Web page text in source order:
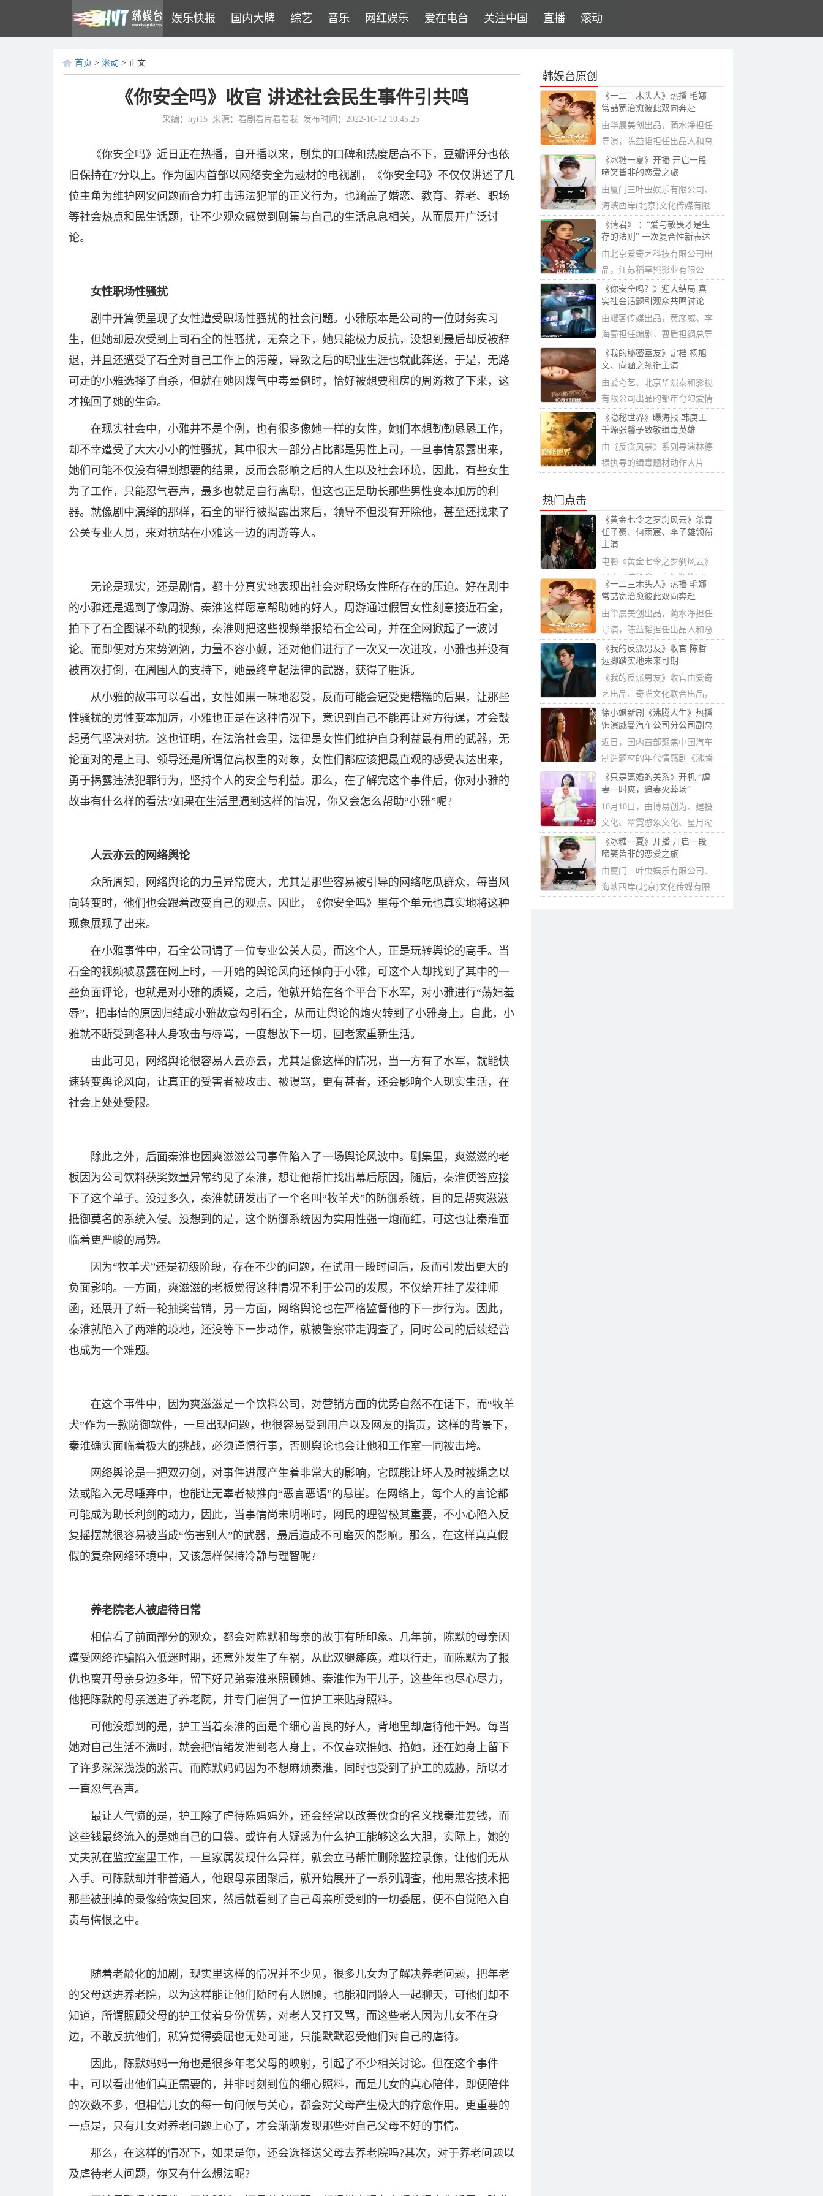
娱乐快报 国内大牌 综艺 音乐 网红娱乐 爱在电台 关注中国 直播 滚动
首页 > 滚动 > 正文
《你安全吗》收官 讲述社会民生事件引共鸣
采编：hyt15 来源：看剧看片看看我 发布时间：2022-10-12 10:45:25
《你安全吗》近日正在热播，自开播以来，剧集的口碑和热度居高不下，豆瓣评分也依
旧保持在7分以上。作为国内首部以网络安全为题材的电视剧，《你安全吗》不仅仅讲述了几
位主角为维护网安问题而合力打击违法犯罪的正义行为，也涵盖了婚恋、教育、养老、职场
等社会热点和民生话题，让不少观众感觉到剧集与自己的生活息息相关，从而展开广泛讨
论。
女性职场性骚扰
剧中开篇便呈现了女性遭受职场性骚扰的社会问题。小雅原本是公司的一位财务实习
生，但她却屡次受到上司石全的性骚扰，无奈之下，她只能极力反抗，没想到最后却反被辞
退，并且还遭受了石全对自己工作上的污蔑，导致之后的职业生涯也就此葬送，于是，无路
可走的小雅选择了自杀，但就在她因煤气中毒晕倒时，恰好被想要租房的周游救了下来，这
才挽回了她的生命。
在现实社会中，小雅并不是个例，也有很多像她一样的女性，她们本想勤勤恳恳工作，
却不幸遭受了大大小小的性骚扰，其中很大一部分占比都是男性上司，一旦事情暴露出来，
她们可能不仅没有得到想要的结果，反而会影响之后的人生以及社会环境，因此，有些女生
为了工作，只能忍气吞声，最多也就是自行离职，但这也正是助长那些男性变本加厉的利
器。就像剧中演绎的那样，石全的罪行被揭露出来后，领导不但没有开除他，甚至还找来了
公关专业人员，来对抗站在小雅这一边的周游等人。
无论是现实，还是剧情，都十分真实地表现出社会对职场女性所存在的压迫。好在剧中
的小雅还是遇到了像周游、秦淮这样愿意帮助她的好人，周游通过假冒女性刻意接近石全，
拍下了石全图谋不轨的视频，秦淮则把这些视频举报给石全公司，并在全网掀起了一波讨
论。而即便对方来势汹汹，力量不容小觑，还对他们进行了一次又一次进攻，小雅也并没有
被再次打倒，在周围人的支持下，她最终拿起法律的武器，获得了胜诉。
从小雅的故事可以看出，女性如果一味地忍受，反而可能会遭受更糟糕的后果，让那些
性骚扰的男性变本加厉，小雅也正是在这种情况下，意识到自己不能再让对方得逞，才会鼓
起勇气坚决对抗。这也证明，在法治社会里，法律是女性们维护自身利益最有用的武器，无
论面对的是上司、领导还是所谓位高权重的对象，女性们都应该把最直观的感受表达出来，
勇于揭露违法犯罪行为，坚持个人的安全与利益。那么，在了解完这个事件后，你对小雅的
故事有什么样的看法?如果在生活里遇到这样的情况，你又会怎么帮助“小雅”呢?
人云亦云的网络舆论
众所周知，网络舆论的力量异常庞大，尤其是那些容易被引导的网络吃瓜群众，每当风
向转变时，他们也会跟着改变自己的观点。因此，《你安全吗》里每个单元也真实地将这种
现象展现了出来。
在小雅事件中，石全公司请了一位专业公关人员，而这个人，正是玩转舆论的高手。当
石全的视频被暴露在网上时，一开始的舆论风向还倾向于小雅，可这个人却找到了其中的一
些负面评论，也就是对小雅的质疑，之后，他就开始在各个平台下水军，对小雅进行“荡妇羞
辱”，把事情的原因归结成小雅故意勾引石全，从而让舆论的炮火转到了小雅身上。自此，小
雅就不断受到各种人身攻击与辱骂，一度想放下一切，回老家重新生活。
由此可见，网络舆论很容易人云亦云，尤其是像这样的情况，当一方有了水军，就能快
速转变舆论风向，让真正的受害者被攻击、被谩骂，更有甚者，还会影响个人现实生活，在
社会上处处受限。
除此之外，后面秦淮也因爽滋滋公司事件陷入了一场舆论风波中。剧集里，爽滋滋的老
板因为公司饮料获奖数量异常约见了秦淮，想让他帮忙找出幕后原因，随后，秦淮便答应接
下了这个单子。没过多久，秦淮就研发出了一个名叫“牧羊犬”的防御系统，目的是帮爽滋滋
抵御莫名的系统入侵。没想到的是，这个防御系统因为实用性强一炮而红，可这也让秦淮面
临着更严峻的局势。
因为“牧羊犬”还是初级阶段，存在不少的问题，在试用一段时间后，反而引发出更大的
负面影响。一方面，爽滋滋的老板觉得这种情况不利于公司的发展，不仅给开挂了发律师
函，还展开了新一轮抽奖营销，另一方面，网络舆论也在严格监督他的下一步行为。因此，
秦淮就陷入了两难的境地，还没等下一步动作，就被警察带走调查了，同时公司的后续经营
也成为一个难题。
在这个事件中，因为爽滋滋是一个饮料公司，对营销方面的优势自然不在话下，而“牧羊
犬”作为一款防御软件，一旦出现问题，也很容易受到用户以及网友的指责，这样的背景下，
秦淮确实面临着极大的挑战，必须谨慎行事，否则舆论也会让他和工作室一同被击垮。
网络舆论是一把双刃剑，对事件进展产生着非常大的影响，它既能让坏人及时被绳之以
法或陷入无尽唾弃中，也能让无辜者被推向“恶言恶语”的悬崖。在网络上，每个人的言论都
可能成为助长利剑的动力，因此，当事情尚未明晰时，网民的理智极其重要，不小心陷入反
复摇摆就很容易被当成“伤害别人”的武器，最后造成不可磨灭的影响。那么，在这样真真假
假的复杂网络环境中，又该怎样保持冷静与理智呢?
养老院老人被虐待日常
相信看了前面部分的观众，都会对陈默和母亲的故事有所印象。几年前，陈默的母亲因
遭受网络诈骗陷入低迷时期，还意外发生了车祸，从此双腿瘫痪，难以行走，而陈默为了报
仇也离开母亲身边多年，留下好兄弟秦淮来照顾她。秦淮作为干儿子，这些年也尽心尽力，
他把陈默的母亲送进了养老院，并专门雇佣了一位护工来贴身照料。
可他没想到的是，护工当着秦淮的面是个细心善良的好人，背地里却虐待他干妈。每当
她对自己生活不满时，就会把情绪发泄到老人身上，不仅喜欢推她、掐她，还在她身上留下
了许多深深浅浅的淤青。而陈默妈妈因为不想麻烦秦淮，同时也受到了护工的威胁，所以才
一直忍气吞声。
最让人气愤的是，护工除了虐待陈妈妈外，还会经常以改善伙食的名义找秦淮要钱，而
这些钱最终流入的是她自己的口袋。或许有人疑惑为什么护工能够这么大胆，实际上，她的
丈夫就在监控室里工作，一旦家属发现什么异样，就会立马帮忙删除监控录像，让他们无从
入手。可陈默却并非普通人，他跟母亲团聚后，就开始展开了一系列调查，他用黑客技术把
那些被删掉的录像给恢复回来，然后就看到了自己母亲所受到的一切委屈，便不自觉陷入自
责与悔恨之中。
随着老龄化的加剧，现实里这样的情况并不少见，很多儿女为了解决养老问题，把年老
的父母送进养老院，以为这样能让他们随时有人照顾，也能和同龄人一起聊天，可他们却不
知道，所谓照顾父母的护工仗着身份优势，对老人又打又骂，而这些老人因为儿女不在身
边，不敢反抗他们，就算觉得委屈也无处可逃，只能默默忍受他们对自己的虐待。
因此，陈默妈妈一角也是很多年老父母的映射，引起了不少相关讨论。但在这个事件
中，可以看出他们真正需要的，并非时刻到位的细心照料，而是儿女的真心陪伴，即便陪伴
的次数不多，但相信儿女的每一句问候与关心，都会对父母产生极大的疗愈作用。更重要的
一点是，只有儿女对养老问题上心了，才会渐渐发现那些对自己父母不好的事情。
那么，在这样的情况下，如果是你，还会选择送父母去养老院吗?其次，对于养老问题以
及虐待老人问题，你又有什么想法呢?
韩娱台原创
《一二三木头人》热播 毛娜
常喆宽治愈彼此双向奔赴
由华晨美创出品，蔺水净担任
导演，陈益韬担任出品人和总
制片人，徐...
《冰糖一夏》开播 开启一段
啼笑皆非的恋爱之旅
由厦门三叶虫娱乐有限公司、
海峡西岸(北京)文化传媒有限
公司、梦想...
《请君》 ：“爱与敬畏才是生
存的法则” 一次复合性新表达
由北京爱奇艺科技有限公司出
品，江苏稻草熊影业有限公
司、北京稻草...
《你安全吗？》迎大结局 真
实社会话题引观众共鸣讨论
由耀客传媒出品，黄彦威、李
海蜀担任编剧，曹盾担纲总导
演，杨彪执...
《我的秘密室友》定档 杨旭
文、向涵之领衔主演
由爱奇艺、北京华熙泰和影视
有限公司出品的都市奇幻爱情
剧《我的秘...
《隐秘世界》曝海报 韩庚王
千源张馨予致敬缉毒英雄
由《反贪风暴》系列导演林德
禄执导的缉毒题材动作大片
热门点击
《黄金七令之罗刹风云》杀青
任子豪、何雨宸、李子雄领衔
主演
电影《黄金七令之罗刹风云》
是由导演徐俊、高悟翔执导，
徐俊担任监...
《一二三木头人》热播 毛娜
常喆宽治愈彼此双向奔赴
由华晨美创出品，蔺水净担任
导演，陈益韬担任出品人和总
制片人，徐...
《我的反派男友》收官 陈哲
远脚踏实地未来可期
《我的反派男友》收官由爱奇
艺出品、奇喵文化联合出品，
李青蓉执导...
徐小飒新剧《沸腾人生》热播
饰演威曼汽车公司分公司副总
近日，国内首部聚焦中国汽车
制造题材的年代情感剧《沸腾
人生》正在...
《只是离婚的关系》开机 “虐
妻一时爽，追妻火葬场”
10月10日，由博易创为、建投
文化、翠霓憨象文化、星月湖
文化联合出...
《冰糖一夏》开播 开启一段
啼笑皆非的恋爱之旅
由厦门三叶虫娱乐有限公司、
海峡西岸(北京)文化传媒有限